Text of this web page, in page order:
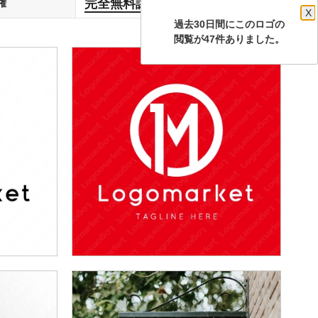
過去30日間にこのロゴの
X
閲覧が47件ありました。